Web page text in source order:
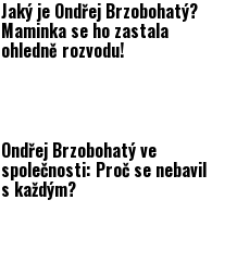
Jaký je Ondřej Brzobohatý?
Maminka se ho zastala
ohledně rozvodu!
Ondřej Brzobohatý ve
společnosti: Proč se nebavil
s každým?